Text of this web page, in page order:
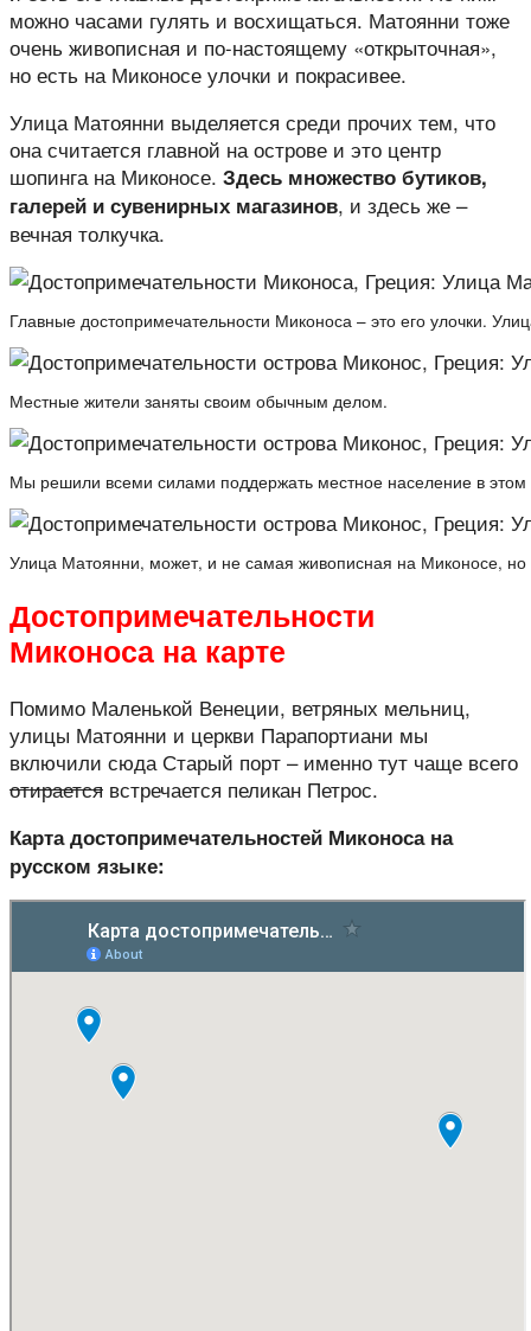
можно часами гулять и восхищаться. Матоянни тоже
очень живописная и по-настоящему «открыточная»,
но есть на Миконосе улочки и покрасивее.
Улица Матоянни выделяется среди прочих тем, что
она считается главной на острове и это центр
шопинга на Миконосе. Здесь множество бутиков,
галерей и сувенирных магазинов, и здесь же –
вечная толкучка.
Главные достопримечательности Миконоса – это его улочки.
Местные жители заняты своим обычным делом.
Мы решили всеми силами поддержать местное население в этом
Улица Матоянни, может, и не самая живописная на Миконосе, но
Достопримечательности
Миконоса на карте
Помимо Маленькой Венеции, ветряных мельниц,
улицы Матоянни и церкви Парапортиани мы
включили сюда Старый порт – именно тут чаще всего
отирается встречается пеликан Петрос.
Карта достопримечательностей Миконоса на
русском языке: